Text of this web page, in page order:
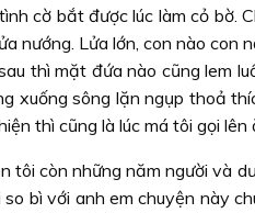
cờ bắt được lúc làm cỏ bờ.
nướng. Lửa lớn, con nào
thì mặt đứa nào cũng lem
xuống sông lặn ngụp thoả
thì cũng là lúc má tôi gọi lên
tôi còn những năm người và
bì với anh em chuyện này